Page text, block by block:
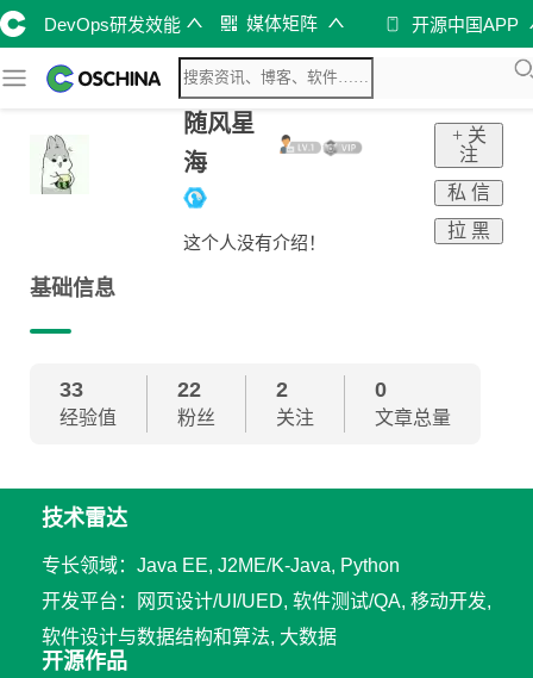
DevOps研发效能 媒体矩阵 开源中国APP
随风星
海
这个人没有介绍！
+ 关
注
私 信
拉 黑
基础信息
33
经验值
22
粉丝
2
关注
0
文章总量
技术雷达
专长领域：Java EE, J2ME/K-Java, Python
开发平台：网页设计/UI/UED, 软件测试/QA, 移动开发,
软件设计与数据结构和算法, 大数据
开源作品